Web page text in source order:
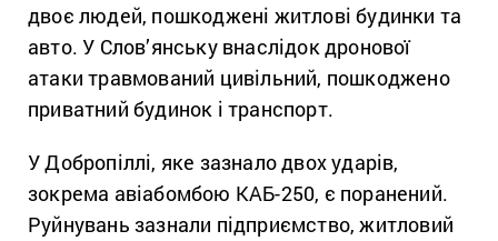
двоє людей, пошкоджені житлові будинки та
авто. У Слов’янську внаслідок дронової
атаки травмований цивільний, пошкоджено
приватний будинок і транспорт.
У Добропіллі, яке зазнало двох ударів,
зокрема авіабомбою КАБ-250, є поранений.
Руйнувань зазнали підприємство, житловий